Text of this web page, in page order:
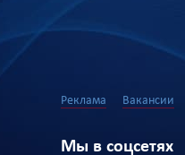
Реклама Вакансии
Мы в соцсетях